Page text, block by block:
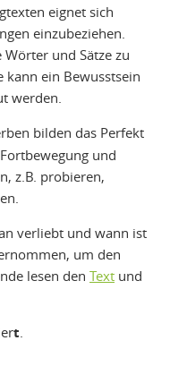
eignet sich
einzubeziehen.
und Sätze zu
kann ein Bewusstsein
werden.
bilden das Perfekt
und
z.B. probieren,
verliebt und wann ist
um den
lesen den Text und
t